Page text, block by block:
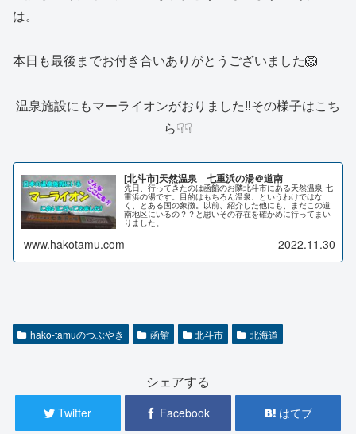
は。
本日も最後までお付き合いありがとうございました🦁
温泉施設にもマーライオンがおりました‼その様子はこち
ら☟☟
[北斗市]天然温泉 七重浜の湯＠道南
先日、行ってきたのは函館のお隣北斗市にある天然温泉 七
重浜の湯です。目的はもちろん温泉、というわけではな
く、とある国の象徴。以前、紹介した他にも、まだこの道
南地区にいるの？？と思いその存在を確かめに行ってまい
りました。
www.hakotamu.com 2022.11.30
hako-tamuのつぶやき 函館 北斗市 北海道
シェアする
Twitter Facebook はてブ